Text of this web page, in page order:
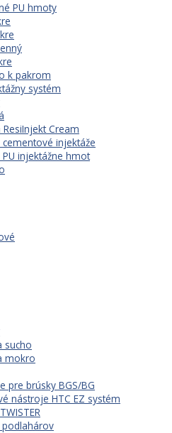
PU hmoty
k pakrom
systém
Cream
injektáže
injektážne hmot
sucho
mokro
pre brúsky BGS/BG
nástroje HTC EZ systém
podlahárov